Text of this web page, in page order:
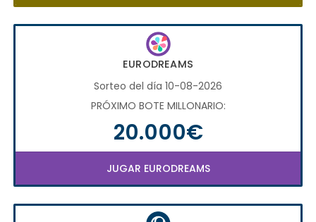
EURODREAMS
Sorteo del día 10-08-2026
PRÓXIMO BOTE MILLONARIO:
20.000€
JUGAR EURODREAMS